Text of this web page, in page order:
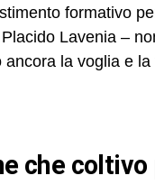
formativo
Lavenia –
la voglia e
che